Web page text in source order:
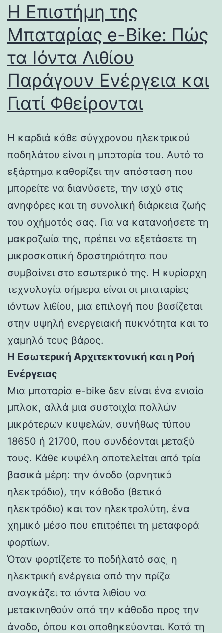
Η Επιστήμη της
Μπαταρίας e-Bike: Πώς
τα Ιόντα Λιθίου
Παράγουν Ενέργεια και
Γιατί Φθείρονται
Η καρδιά κάθε σύγχρονου ηλεκτρικού
ποδηλάτου είναι η μπαταρία του. Αυτό το
εξάρτημα καθορίζει την απόσταση που
μπορείτε να διανύσετε, την ισχύ στις
ανηφόρες και τη συνολική διάρκεια ζωής
του οχήματός σας. Για να κατανοήσετε τη
μακροζωία της, πρέπει να εξετάσετε τη
μικροσκοπική δραστηριότητα που
συμβαίνει στο εσωτερικό της. Η κυρίαρχη
τεχνολογία σήμερα είναι οι μπαταρίες
ιόντων λιθίου, μια επιλογή που βασίζεται
στην υψηλή ενεργειακή πυκνότητα και το
χαμηλό τους βάρος.
Η Εσωτερική Αρχιτεκτονική και η Ροή
Ενέργειας
Μια μπαταρία e-bike δεν είναι ένα ενιαίο
μπλοκ, αλλά μια συστοιχία πολλών
μικρότερων κυψελών, συνήθως τύπου
18650 ή 21700, που συνδέονται μεταξύ
τους. Κάθε κυψέλη αποτελείται από τρία
βασικά μέρη: την άνοδο (αρνητικό
ηλεκτρόδιο), την κάθοδο (θετικό
ηλεκτρόδιο) και τον ηλεκτρολύτη, ένα
χημικό μέσο που επιτρέπει τη μεταφορά
φορτίων.
Όταν φορτίζετε το ποδήλατό σας, η
ηλεκτρική ενέργεια από την πρίζα
αναγκάζει τα ιόντα λιθίου να
μετακινηθούν από την κάθοδο προς την
άνοδο, όπου και αποθηκεύονται. Κατά τη